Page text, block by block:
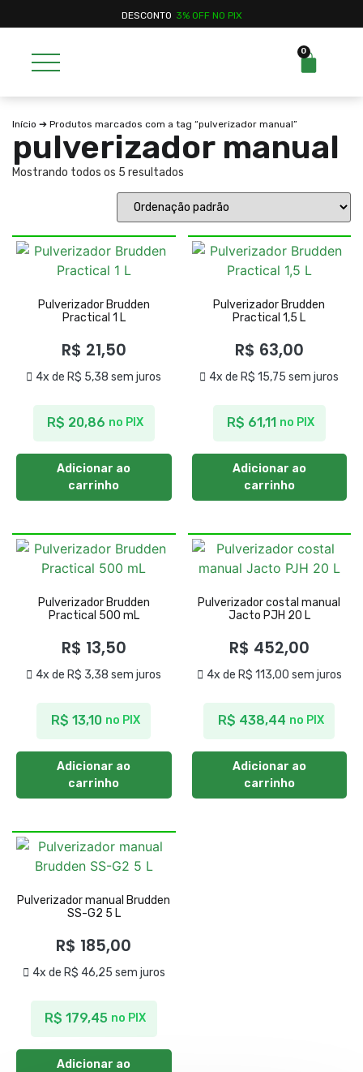
DESCONTO 3% OFF NO PIX
0
Início ➔ Produtos marcados com a tag “pulverizador manual”
pulverizador manual
Mostrando todos os 5 resultados
Pulverizador Brudden
Practical 1 L
R$ 21,50
4x de R$ 5,38 sem juros
R$ 20,86 no PIX
Adicionar ao
carrinho
Pulverizador Brudden
Practical 1,5 L
R$ 63,00
4x de R$ 15,75 sem juros
R$ 61,11 no PIX
Adicionar ao
carrinho
Pulverizador Brudden
Practical 500 mL
R$ 13,50
4x de R$ 3,38 sem juros
R$ 13,10 no PIX
Adicionar ao
carrinho
Pulverizador costal manual
Jacto PJH 20 L
R$ 452,00
4x de R$ 113,00 sem juros
R$ 438,44 no PIX
Adicionar ao
carrinho
Pulverizador manual Brudden
SS-G2 5 L
R$ 185,00
4x de R$ 46,25 sem juros
R$ 179,45 no PIX
Adicionar ao